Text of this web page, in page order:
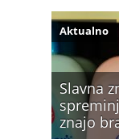
Slavna
znajo
Aktualno